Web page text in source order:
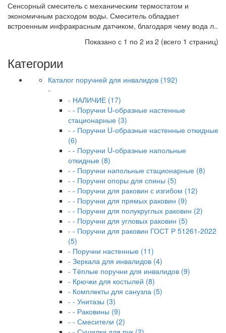
Сенсорный смеситель с механическим термостатом и
экономичным расходом воды. Смеситель обладает
встроенным инфракрасным датчиком, благодаря чему вода л..
Показано с 1 по 2 из 2 (всего 1 страниц)
Категории
Каталог поручней для инвалидов (192)
-
- НАЛИЧИЕ (17)
- - Поручни U-образные настенные
стационарные (3)
- - Поручни U-образные настенные откидные
(6)
- - Поручни U-образные напольные
откидные (8)
- - Поручни напольные стационарные (8)
- - Поручни опоры для спины (5)
- - Поручни для раковин с изгибом (12)
- - Поручни для прямых раковин (9)
- - Поручни для полукруглых раковин (2)
- - Поручни для угловых раковин (5)
- - Поручни для раковин ГОСТ Р 51261-2022
(5)
- Поручни настенные (11)
- Зеркала для инвалидов (4)
- Тёплые поручни для инвалидов (9)
- Крючки для костылей (8)
- Комплекты для санузла (5)
- - Унитазы (3)
- - Раковины (9)
- - Смесители (2)